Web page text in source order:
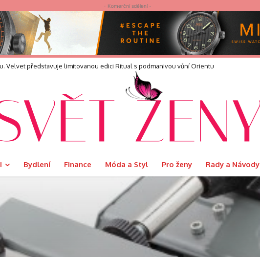
- Komerční sdělení -
Velvet představuje limitovanou edici Ritual s podmanivou vůní Orientu
Bydlení Finance Móda a Styl Pro ženy Rady a Návody